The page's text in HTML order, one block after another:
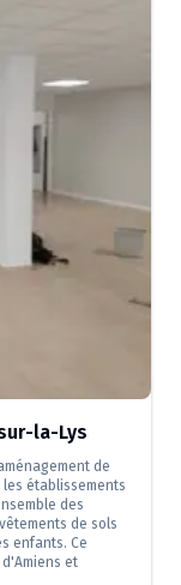
la-Lys
de
établissements
des
de sols
enfants. Ce
et